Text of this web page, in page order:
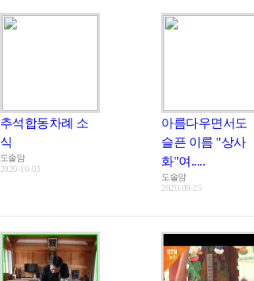
추석합동차례 소
식
도솔암
2020-10-03
아름다우면서도
슬픈 이름 "상사
화"여.....
도솔암
2020-09-25